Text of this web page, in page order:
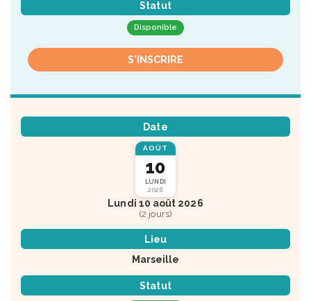
Statut
Disponible
S'INSCRIRE
Date
AOÛT
10
LUNDI
2026
Lundi 10 août 2026
(2 jours)
Lieu
Marseille
Statut